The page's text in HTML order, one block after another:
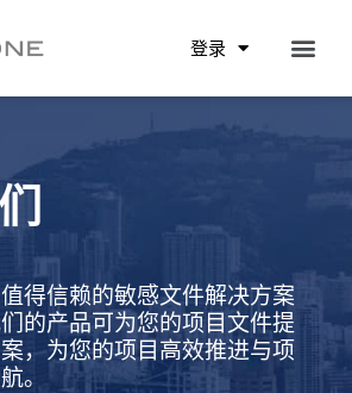
登录
得信赖的敏感文件解决方案
的产品可为您的项目文件提
，为您的项目高效推进与项
。